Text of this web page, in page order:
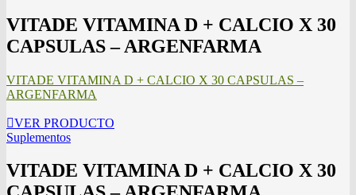
VITADE VITAMINA D + CALCIO X 30
CAPSULAS – ARGENFARMA
VITADE VITAMINA D + CALCIO X 30 CAPSULAS –
ARGENFARMA
VER PRODUCTO
Suplementos
VITADE VITAMINA D + CALCIO X 30